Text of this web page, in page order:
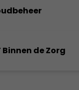
Binnen de Zorg